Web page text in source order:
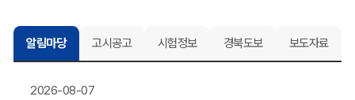
알림마당 고시공고 시험정보 경북도보 보도자료
2026-08-07